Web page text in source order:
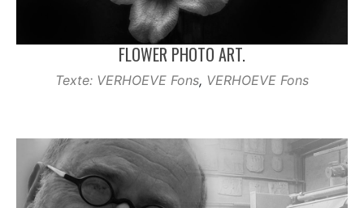
FLOWER PHOTO ART.
Texte: VERHOEVE Fons, VERHOEVE Fons